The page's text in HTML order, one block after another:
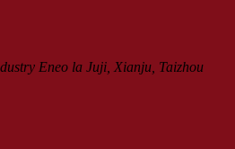
Eneo la Juji, Xianju, Taizhou